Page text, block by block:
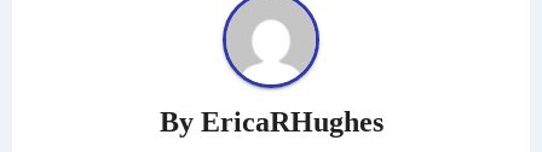
By EricaRHughes